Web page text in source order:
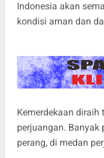
Indonesia akan
kondisi aman dan
Kemerdekaan diraih
perjuangan. Banyak
perang, di medan